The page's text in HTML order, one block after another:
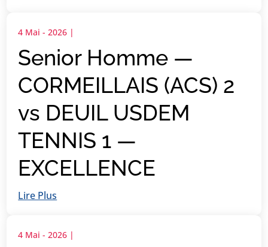
Senior Homme —
CORMEILLAIS (ACS) 2
vs DEUIL USDEM
TENNIS 1 —
EXCELLENCE
4 Mai - 2026 |
Lire Plus
4 Mai - 2026 |